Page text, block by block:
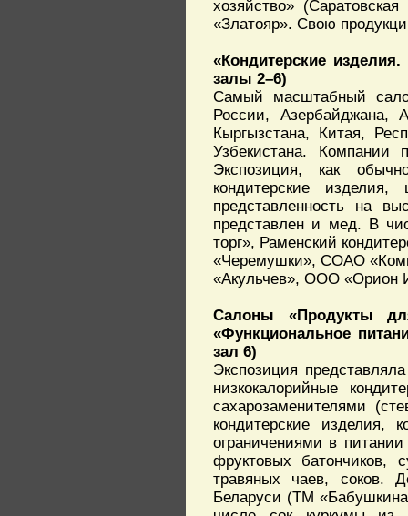
хозяйство»
«Златояр». Свою
«Кондитерские
залы 2–6)
Самый масштабный
России, Азербайджана,
Кыргызстана, Китая,
Узбекистана. Компании
Экспозиция, как
кондитерские
представленность на
представлен и мед. В
торг», Раменский
«Черемушки», СОАО
«Акульчев», ООО «Орион
Салоны «Продукты
«Функциональное
зал 6)
Экспозиция
низкокалорийные
сахарозаменителями
кондитерские
ограничениями в
фруктовых батончиков,
травяных чаев, соков.
Беларуси (ТМ